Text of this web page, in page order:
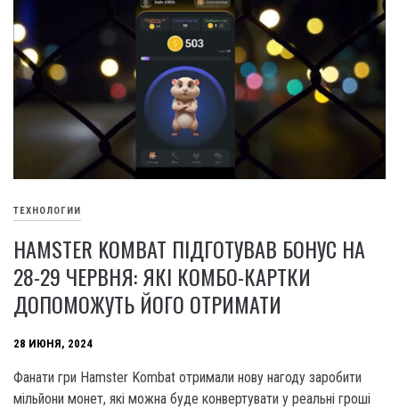
ТЕХНОЛОГИИ
HAMSTER KOMBAT ПІДГОТУВАВ БОНУС НА
28-29 ЧЕРВНЯ: ЯКІ КОМБО-КАРТКИ
ДОПОМОЖУТЬ ЙОГО ОТРИМАТИ
28 ИЮНЯ, 2024
Фанати гри Hamster Kombat отримали нову нагоду заробити
мільйони монет, які можна буде конвертувати у реальні гроші